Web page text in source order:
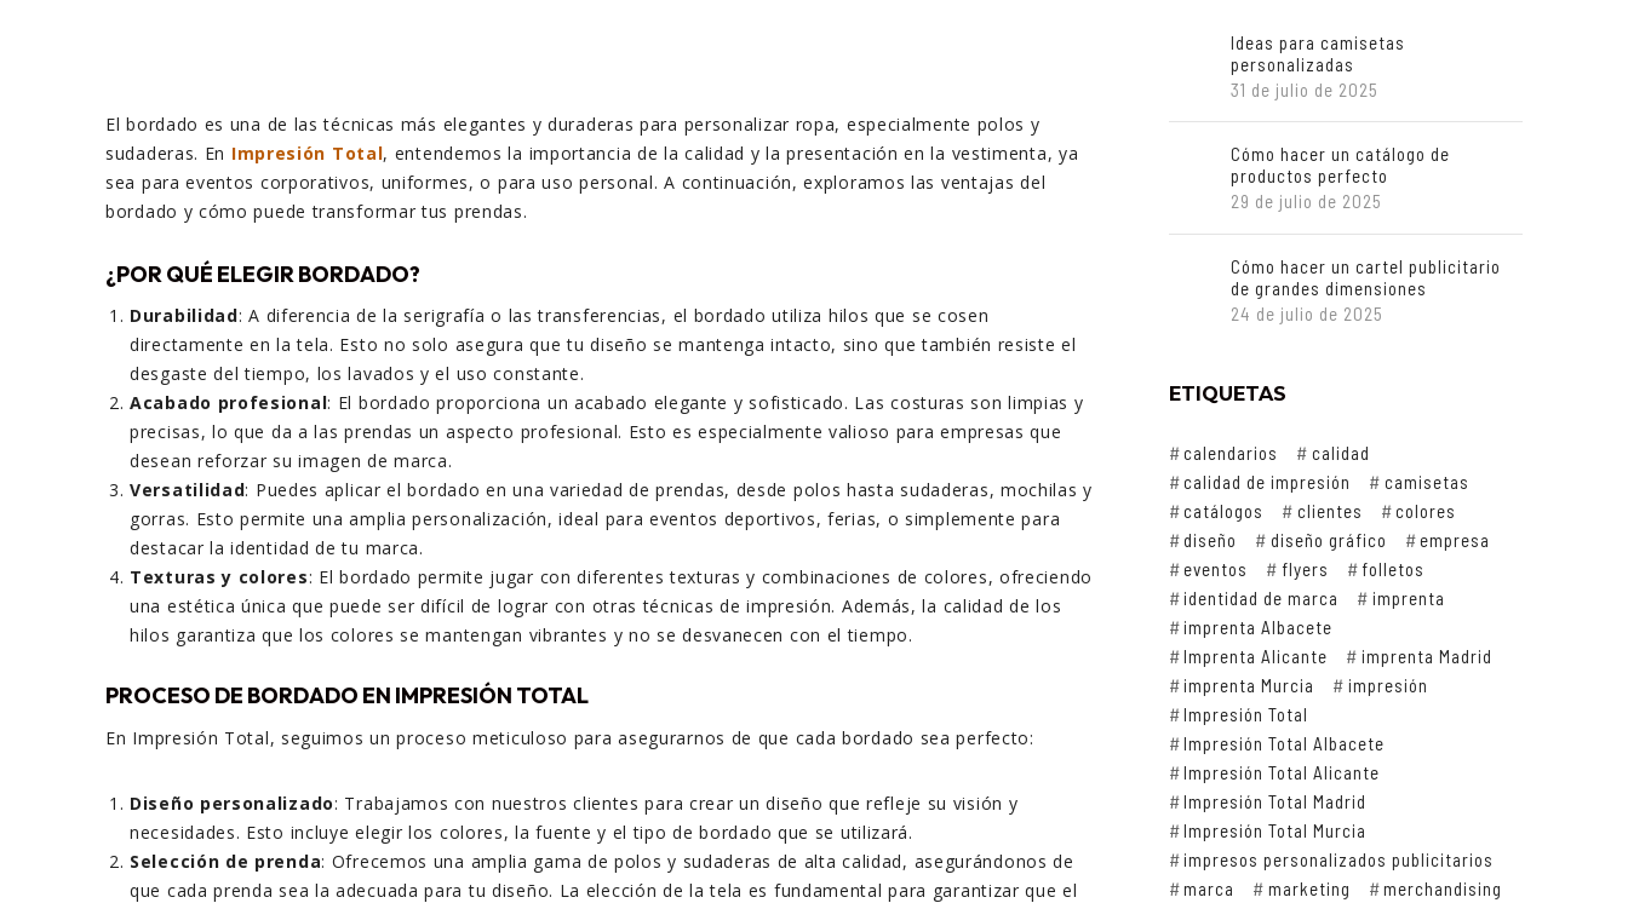
El bordado es una de las técnicas más elegantes y duraderas para personalizar ropa, especialmente polos y
sudaderas. En Impresión Total, entendemos la importancia de la calidad y la presentación en la vestimenta, ya
sea para eventos corporativos, uniformes, o para uso personal. A continuación, exploramos las ventajas del
bordado y cómo puede transformar tus prendas.
¿POR QUÉ ELEGIR BORDADO?
Durabilidad: A diferencia de la serigrafía o las transferencias, el bordado utiliza hilos que se cosen
directamente en la tela. Esto no solo asegura que tu diseño se mantenga intacto, sino que también resiste el
desgaste del tiempo, los lavados y el uso constante.
Acabado profesional: El bordado proporciona un acabado elegante y sofisticado. Las costuras son limpias y
precisas, lo que da a las prendas un aspecto profesional. Esto es especialmente valioso para empresas que
desean reforzar su imagen de marca.
Versatilidad: Puedes aplicar el bordado en una variedad de prendas, desde polos hasta sudaderas, mochilas y
gorras. Esto permite una amplia personalización, ideal para eventos deportivos, ferias, o simplemente para
destacar la identidad de tu marca.
Texturas y colores: El bordado permite jugar con diferentes texturas y combinaciones de colores, ofreciendo
una estética única que puede ser difícil de lograr con otras técnicas de impresión. Además, la calidad de los
hilos garantiza que los colores se mantengan vibrantes y no se desvanecen con el tiempo.
PROCESO DE BORDADO EN IMPRESIÓN TOTAL
En Impresión Total, seguimos un proceso meticuloso para asegurarnos de que cada bordado sea perfecto:
Diseño personalizado: Trabajamos con nuestros clientes para crear un diseño que refleje su visión y
necesidades. Esto incluye elegir los colores, la fuente y el tipo de bordado que se utilizará.
Selección de prenda: Ofrecemos una amplia gama de polos y sudaderas de alta calidad, asegurándonos de
que cada prenda sea la adecuada para tu diseño. La elección de la tela es fundamental para garantizar que el
Ideas para camisetas
personalizadas
31 de julio de 2025
Cómo hacer un catálogo de
productos perfecto
29 de julio de 2025
Cómo hacer un cartel publicitario
de grandes dimensiones
24 de julio de 2025
ETIQUETAS
calendarios
calidad
calidad de impresión
camisetas
catálogos
clientes
colores
diseño
diseño gráfico
empresa
eventos
flyers
folletos
identidad de marca
imprenta
imprenta Albacete
Imprenta Alicante
imprenta Madrid
imprenta Murcia
impresión
Impresión Total
Impresión Total Albacete
Impresión Total Alicante
Impresión Total Madrid
Impresión Total Murcia
impresos personalizados publicitarios
marca
marketing
merchandising